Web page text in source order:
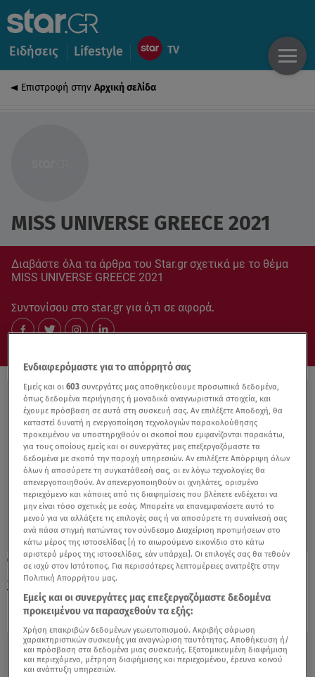
Ειδήσεις Lifestyle
Επιστροφή στην Αρχική σελίδα
MISS UNIVERSE GREECE 2021
Διαβάστε όλα τα άρθρα του Star.gr σχετικά με το θέμα
MISS UNIVERSE GREECE 2021
Συντονίσου στο star.gr για ό,τι σε αφορά.
22.11.21, 17:00
Miss Universe Greece: Με τις ευχές του
Υφυπουργού Ναυτιλίας στον διαγωνισμό
Ενδιαφερόμαστε για το απόρρητό σας
Εμείς και οι603 συνεργάτες μας αποθηκεύουμε προσωπικά δεδομένα,
όπως δεδομένα περιήγησης ή μοναδικά αναγνωριστικά στοιχεία, και
έχουμε πρόσβαση σε αυτά στη συσκευή σας. Αν επιλέξετε Αποδοχή, θα
καταστεί δυνατή η ενεργοποίηση τεχνολογιών παρακολούθησης
προκειμένου να υποστηριχθούν οι σκοποί που εμφανίζονται παρακάτω,
για τους οποίους εμείς και οι συνεργάτες μας επεξεργαζόμαστε τα
δεδομένα με σκοπό την παροχή υπηρεσιών. Αν επιλέξετε Απόρριψη όλων
όλων ή αποσύρετε τη συγκατάθεσή σας, οι εν λόγω τεχνολογίες θα
απενεργοποιηθούν. Αν απενεργοποιηθούν οι ιχνηλάτες, ορισμένο
περιεχόμενο και κάποιες από τις διαφημίσεις που βλέπετε ενδέχεται να
μην είναι τόσο σχετικές με εσάς. Μπορείτε να επανεμφανίσετε αυτό το
μενού για να αλλάξετε τις επιλογές σας ή να αποσύρετε τη συναίνεσή σας
ανά πάσα στιγμή πατώντας τον σύνδεσμο Διαχείριση προτιμήσεων στο
κάτω μέρος της ιστοσελίδας [ή το αιωρούμενο εικονίδιο στο κάτω
αριστερό μέρος της ιστοσελίδας, εάν υπάρχει]. Οι επιλογές σας θα τεθούν
σε ισχύ στον Ιστότοπος. Για περισσότερες λεπτομέρειες ανατρέξτε στην
Πολιτική Απορρήτου μας.
Εμείς και οι συνεργάτες μας επεξεργαζόμαστε δεδομένα
προκειμένου να παρασχεθούν τα εξής:
Χρήση επακριβών δεδομένων γεωεντοπισμού. Ακριβής σάρωση
χαρακτηριστικών συσκευής για αναγνώριση ταυτότητας. Αποθήκευση ή/
και πρόσβαση στα δεδομένα μιας συσκευής. Εξατομικευμένη διαφήμιση
και περιεχόμενο, μέτρηση διαφήμισης και περιεχομένου, έρευνα κοινού
και ανάπτυξη υπηρεσιών.